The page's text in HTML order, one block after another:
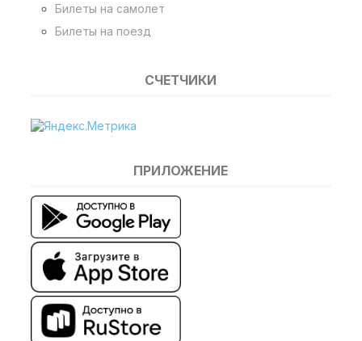
Билеты на самолет
Билеты на поезд
СЧЕТЧИКИ
ПРИЛОЖЕНИЕ